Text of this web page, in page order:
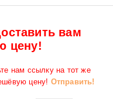
вам
цену!
нам ссылку на тот же
цену! Отправить!